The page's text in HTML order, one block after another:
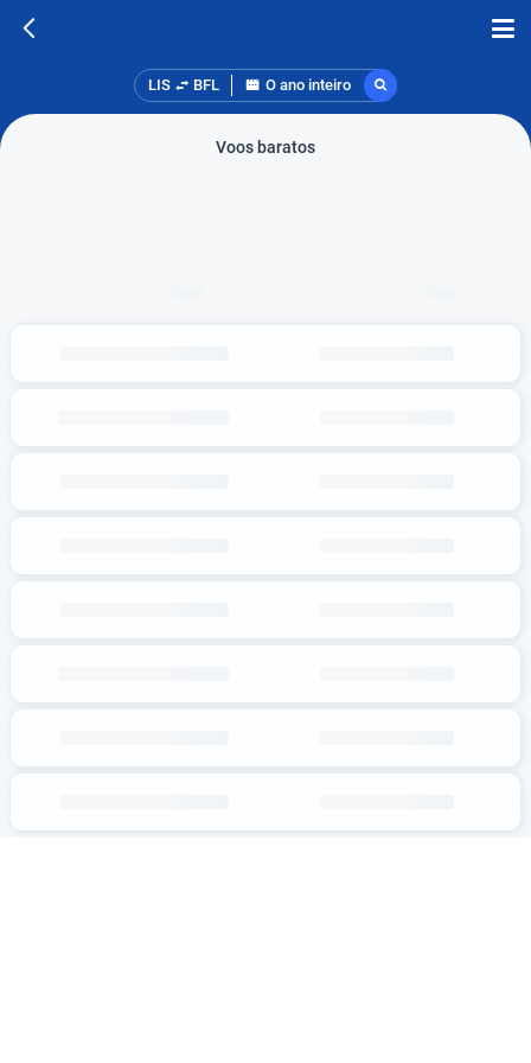
LIS BFL O ano inteiro
Voos baratos